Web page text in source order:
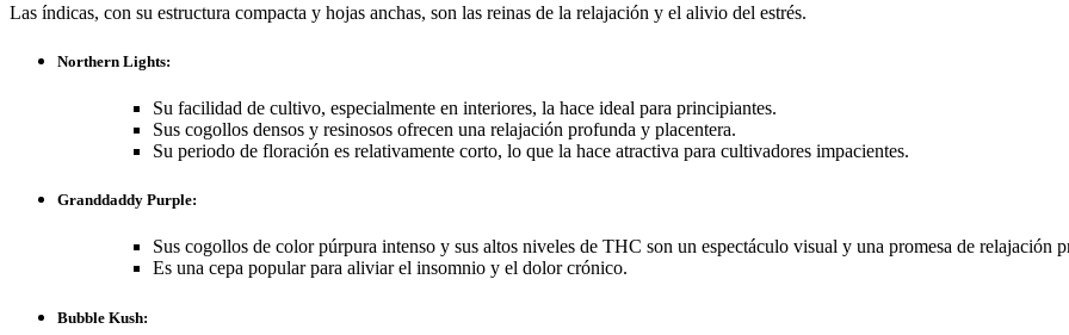
Las índicas, con su estructura compacta y hojas anchas, son las reinas de la relajación y el alivio del estrés.
Northern Lights:
Su facilidad de cultivo, especialmente en interiores, la hace ideal para principiantes.
Sus cogollos densos y resinosos ofrecen una relajación profunda y placentera.
Su periodo de floración es relativamente corto, lo que la hace atractiva para cultivadores impacientes.
Granddaddy Purple:
Sus cogollos de color púrpura intenso y sus altos niveles de THC son un espectáculo visual y una promesa de relajación
Es una cepa popular para aliviar el insomnio y el dolor crónico.
Bubble Kush: